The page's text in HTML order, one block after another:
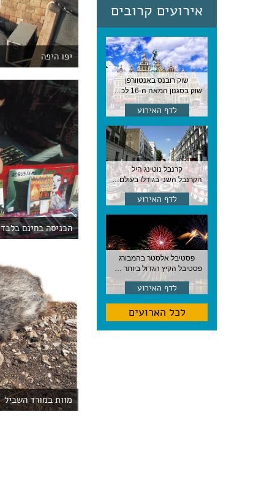
אירועים קרובים
שוק רובנס באנטוורפן
שוק בסגנון המאה ה-16 לכבודו של הצייר המפורסם, בן העיר, נערך ב-15 באוגוסט באנטוורפן
לדף האירוע
קרנבל נוטינג היל
הקרנבל השני בגודלו בעולם, עם מוזיקה, תהלוכות ותחפושות. לונדון
לדף האירוע
פסטיבל אלסטר בהמבורג
פסטיבל הקיץ הגדול ביותר בהמבורג, סוף אוגוסט, גרמניה
לדף האירוע
לכל הארועים
יפו היפה
הכניסה בחינם בלבד
מוות במורד השביל